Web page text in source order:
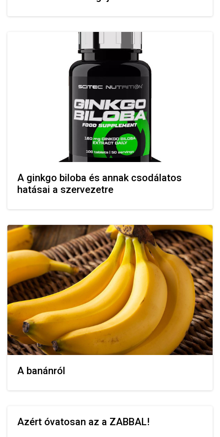
A ginkgo biloba és annak csodálatos
hatásai a szervezetre
A banánról
Azért óvatosan az a ZABBAL!